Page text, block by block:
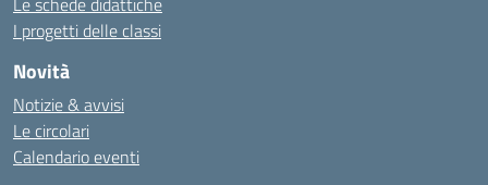
I progetti delle classi
Novità
Notizie & avvisi
Le circolari
Calendario eventi